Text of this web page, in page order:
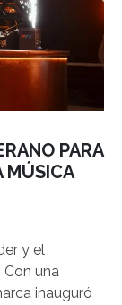
PARA
MÚSICA
y el
una
inauguró